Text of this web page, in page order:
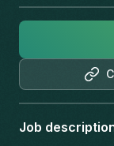
Job